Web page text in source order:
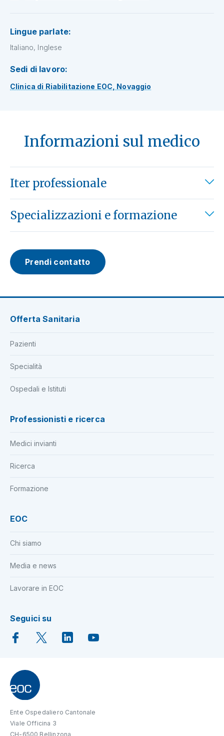
Lingue parlate:
Italiano, Inglese
Sedi di lavoro:
Clinica di Riabilitazione EOC, Novaggio
Informazioni sul medico
Iter professionale
Specializzazioni e formazione
Prendi contatto
Offerta Sanitaria
Pazienti
Specialità
Ospedali e Istituti
Professionisti e ricerca
Medici invianti
Ricerca
Formazione
EOC
Chi siamo
Media e news
Lavorare in EOC
Seguici su
Ente Ospedaliero Cantonale
Viale Officina 3
CH-6500 Bellinzona